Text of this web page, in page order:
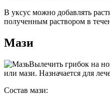
В уксус можно добавлять
полученным раствором в
Мази
Вылечить грибок на
или мази. Назначается для
Состав мази: